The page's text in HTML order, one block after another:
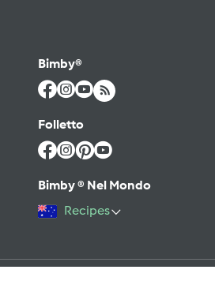
Bimby®
Folletto
Bimby ® Nel Mondo
Recipes